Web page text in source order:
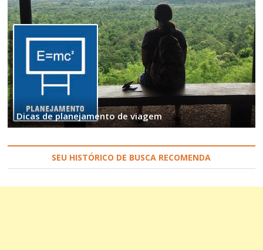
Dicas de planejamento de viagem
SEU HISTÓRICO DE BUSCA RECOMENDA